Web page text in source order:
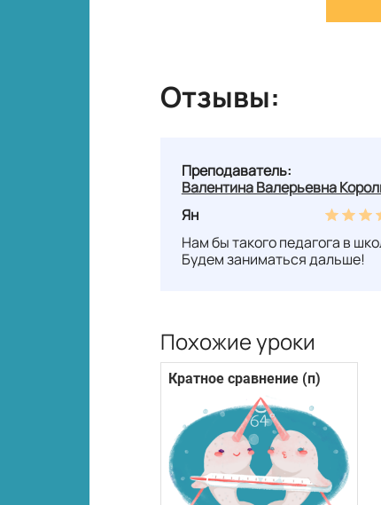
Отзывы:
Преподаватель:
Валентина Валерьевна
Ян
Нам бы такого педагога в
Будем заниматься дальше!
Похожие уроки
Кратное сравнение (п)